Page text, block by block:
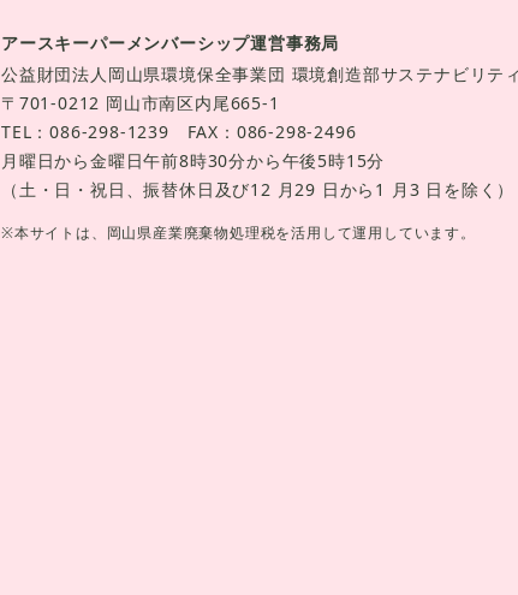
アースキーパーメンバーシップ運営事務局
公益財団法人岡山県環境保全事業団 環境創造部サステナビリテ
〒701-0212 岡山市南区内尾665-1
TEL：086-298-1239 FAX：086-298-2496
月曜日から金曜日午前8時30分から午後5時15分
（土・日・祝日、振替休日及び12 月29 日から1 月3 日を除く）
※本サイトは、岡山県産業廃棄物処理税を活用して運用しています。